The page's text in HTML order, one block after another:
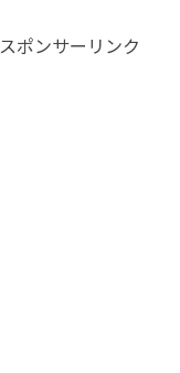
スポンサーリンク